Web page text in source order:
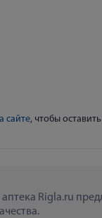
сайте, чтобы
аптека Rigla.ru